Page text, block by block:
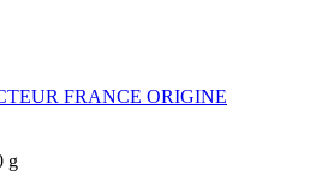
FRANCE ORIGINE
g